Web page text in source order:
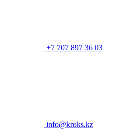
+7 707 897 36 03
info@kroks.kz